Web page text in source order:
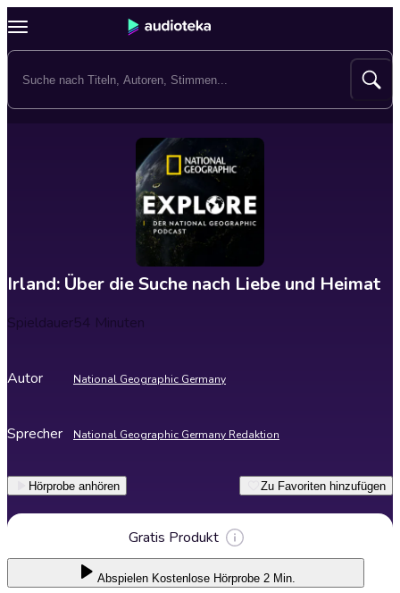
Irland: Über die Suche nach Liebe und Heimat
Spieldauer54 Minuten
Autor National Geographic Germany
Sprecher National Geographic Germany Redaktion
Hörprobe anhören Zu Favoriten hinzufügen
Gratis Produkt
Abspielen Kostenlose Hörprobe 2 Min.